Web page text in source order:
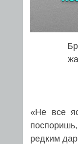
«Не все
редким